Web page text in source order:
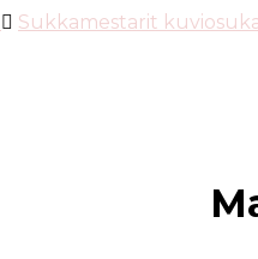
Sukkamestarit